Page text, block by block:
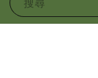
搜尋